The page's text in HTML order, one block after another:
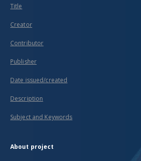
Title
Creator
Contributor
Publisher
Date issued/created
Description
Subject and Keywords
About project